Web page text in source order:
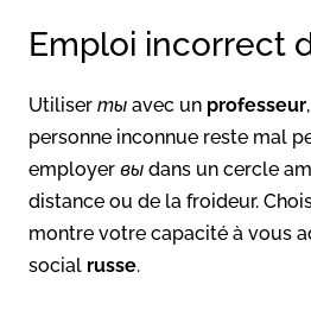
Emploi incorrect
Utiliser ты avec un professeur
personne inconnue reste mal
employer вы dans un cercle
distance ou de la froideur.
montre votre capacité à vous
social russe.